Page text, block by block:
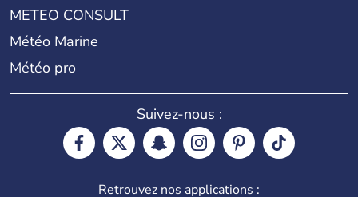
METEO CONSULT
Météo Marine
Météo pro
Suivez-nous :
Retrouvez nos applications :